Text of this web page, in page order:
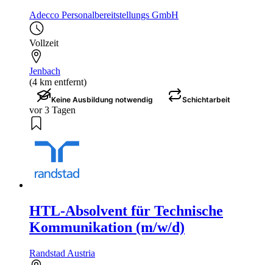
Adecco Personalbereitstellungs GmbH
Vollzeit
Jenbach
(4 km entfernt)
Keine Ausbildung notwendig Schichtarbeit
vor 3 Tagen
HTL-Absolvent für Technische
Kommunikation (m/w/d)
Randstad Austria